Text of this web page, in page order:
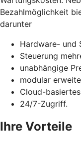
Bezahlmöglichkeit
darunter
Hardware- und
Steuerung
unabhängige
modular
Cloud-
24/7-Zugriff.
Ihre Vorteile